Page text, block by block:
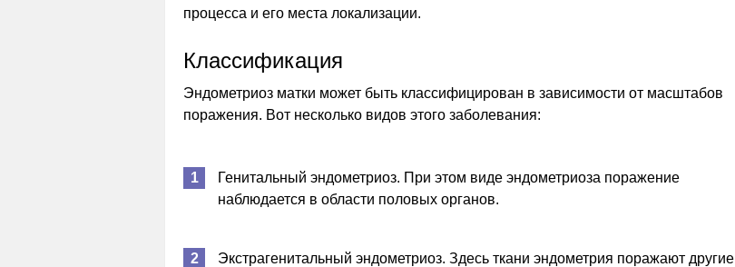
процесса и его места локализации.
Классификация
Эндометриоз матки может быть классифицирован в зависимости от масштабов
поражения. Вот несколько видов этого заболевания:
Генитальный эндометриоз. При этом виде эндометриоза поражение
наблюдается в области половых органов.
Экстрагенитальный эндометриоз. Здесь ткани эндометрия поражают другие